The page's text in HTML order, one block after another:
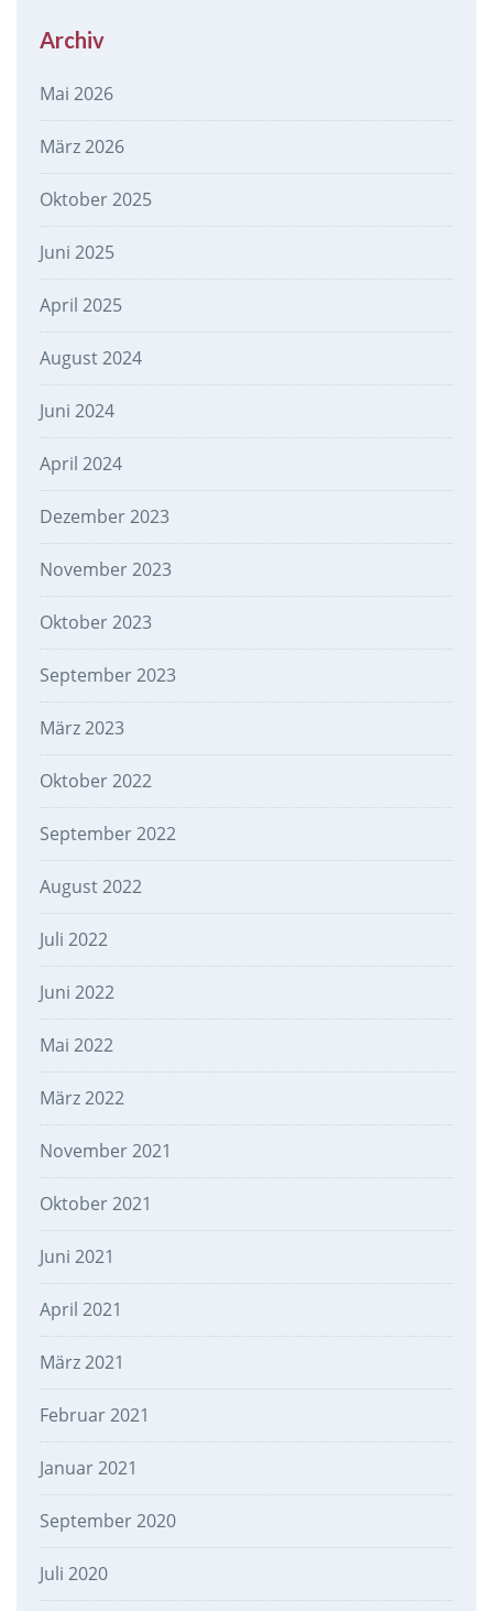
Archiv
Mai 2026
März 2026
Oktober 2025
Juni 2025
April 2025
August 2024
Juni 2024
April 2024
Dezember 2023
November 2023
Oktober 2023
September 2023
März 2023
Oktober 2022
September 2022
August 2022
Juli 2022
Juni 2022
Mai 2022
März 2022
November 2021
Oktober 2021
Juni 2021
April 2021
März 2021
Februar 2021
Januar 2021
September 2020
Juli 2020